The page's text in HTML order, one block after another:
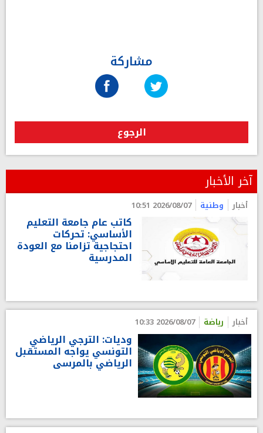
مشاركة
الرجوع
آخر الأخبار
أخبار وطنية 2026/08/07 10:51
كاتب عام جامعة التعليم
الأساسي: تحركات
احتجاجية تزامنا مع العودة
المدرسية
أخبار رياضة 2026/08/07 10:33
وديات: الترجي الرياضي
التونسي يواجه المستقبل
الرياضي بالمرسى